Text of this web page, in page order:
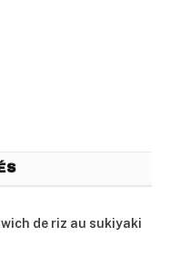
de riz au sukiyaki